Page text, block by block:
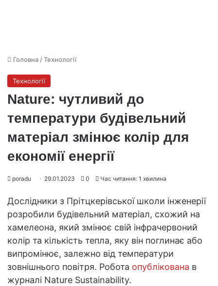
Головна /Технології
Технології
Nature: чутливий до
температури будівельний
матеріал змінює колір для
економії енергії
poradu 29.01.2023 0 Час читання: 1 хвилина
Дослідники з Прітцкерівської школи інженерії
розробили будівельний матеріал, схожий на
хамелеона, який змінює свій інфрачервоний
колір та кількість тепла, яку він поглинає або
випромінює, залежно від температури
зовнішнього повітря. Робота опублікована в
журналі Nature Sustainability.